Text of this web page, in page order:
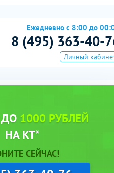
Ежедневно с 8:00 до
8 (495) 363-40-
Личный
1000 РУБЛЕЙ
НА КТ*
СЕЙЧАС!